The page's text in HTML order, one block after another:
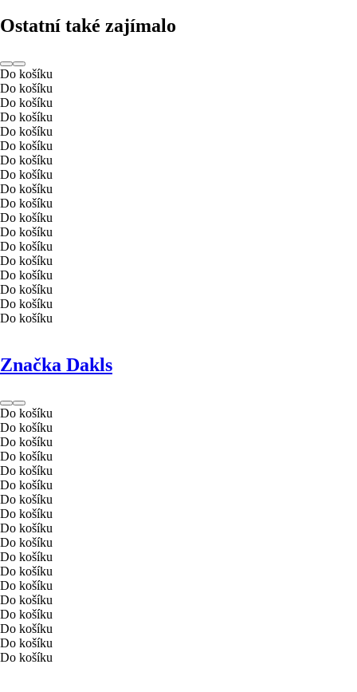
Ostatní také zajímalo
Do košíku
Do košíku
Do košíku
Do košíku
Do košíku
Do košíku
Do košíku
Do košíku
Do košíku
Do košíku
Do košíku
Do košíku
Do košíku
Do košíku
Do košíku
Do košíku
Do košíku
Do košíku
Značka Dakls
Do košíku
Do košíku
Do košíku
Do košíku
Do košíku
Do košíku
Do košíku
Do košíku
Do košíku
Do košíku
Do košíku
Do košíku
Do košíku
Do košíku
Do košíku
Do košíku
Do košíku
Do košíku